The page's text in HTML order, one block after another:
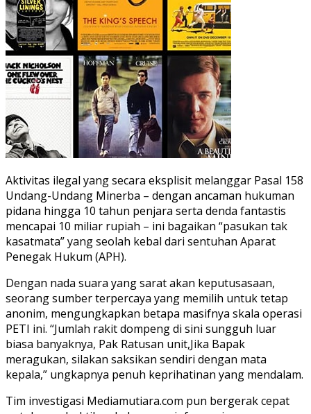
Aktivitas ilegal yang secara eksplisit melanggar Pasal 158
Undang-Undang Minerba – dengan ancaman hukuman
pidana hingga 10 tahun penjara serta denda fantastis
mencapai 10 miliar rupiah – ini bagaikan “pasukan tak
kasatmata” yang seolah kebal dari sentuhan Aparat
Penegak Hukum (APH).
Dengan nada suara yang sarat akan keputusasaan,
seorang sumber terpercaya yang memilih untuk tetap
anonim, mengungkapkan betapa masifnya skala operasi
PETI ini. “Jumlah rakit dompeng di sini sungguh luar
biasa banyaknya, Pak Ratusan unit,Jika Bapak
meragukan, silakan saksikan sendiri dengan mata
kepala,” ungkapnya penuh keprihatinan yang mendalam.
Tim investigasi Mediamutiara.com pun bergerak cepat